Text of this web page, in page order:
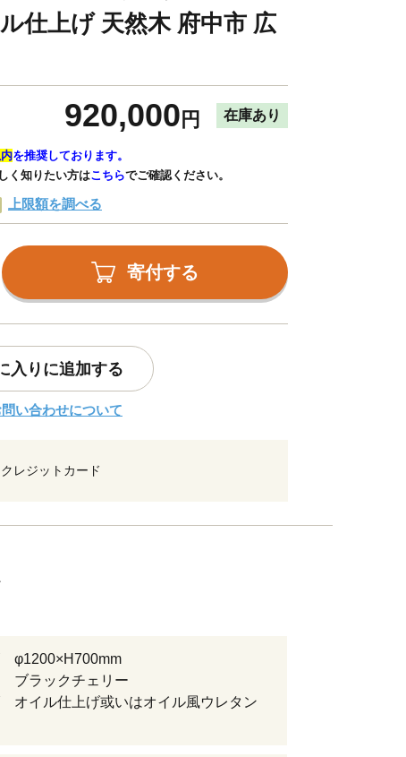
仕上げ 天然木 府中市 広
920,000 円 在庫あり
を推奨しております。
く知りたい方はこちらでご確認ください。
上限額を調べる
寄付する
入りに追加する
問い合わせについて
クレジットカード
φ1200×H700mm
ブラックチェリー
オイル仕上げ或いはオイル風ウレタン